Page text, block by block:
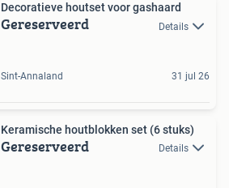
Decoratieve houtset voor gashaard
Gereserveerd Details
Sint-Annaland 31 jul 26
Keramische houtblokken set (6 stuks)
Gereserveerd Details